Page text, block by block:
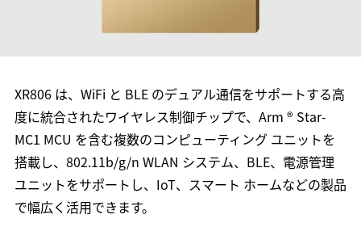
XR806 は、WiFi と BLE のデュアル通信をサポートする高
度に統合されたワイヤレス制御チップで、Arm ® Star-
MC1 MCU を含む複数のコンピューティング ユニットを
搭載し、802.11b/g/n WLAN システム、BLE、電源管理
ユニットをサポートし、IoT、スマート ホームなどの製品
で幅広く活用できます。